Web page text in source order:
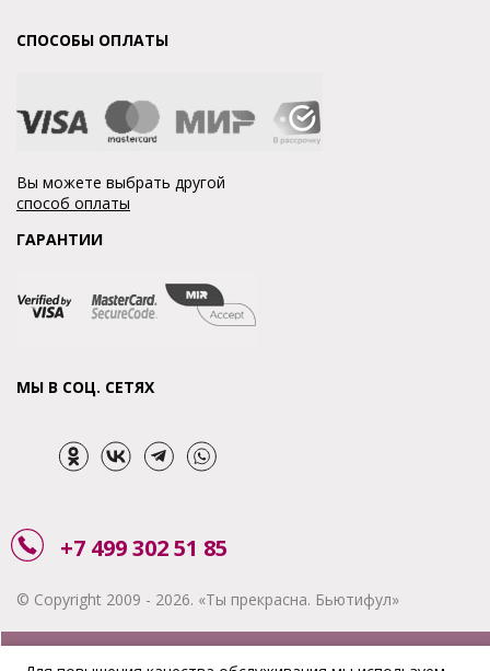
СПОСОБЫ ОПЛАТЫ
Вы можете выбрать другой
способ оплаты
ГАРАНТИИ
МЫ В СОЦ. СЕТЯХ
+7 499 302 51 85
© Copyright 2009 - 2026. «Ты прекрасна. Бьютифул»